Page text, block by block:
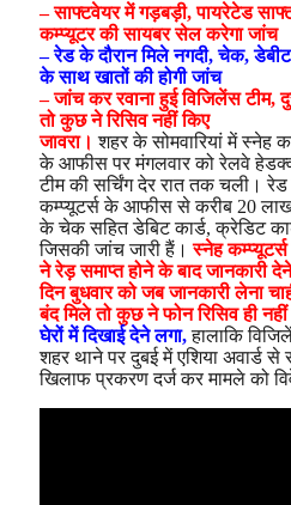
– साफ्टवेयर में गड़बड़ी, पायरेटेड
कम्प्यूटर की सायबर सेल करेगा जांच
– रेड के दौरान मिले नगदी, चेक, डेबीट
के साथ खातों की होगी जांच
– जांच कर रवाना हुई विजिलेंस
तो कुछ ने रिसिव नहीं किए
जावरा। शहर के सोमवारियां में स्नेह
के आफीस पर मंगलवार को रेलवे
टीम की सर्चिंग देर रात तक चली।
कम्प्यूटर्स के आफीस से करीब 20
के चेक सहित डेबिट कार्ड, क्रेडिट
जिसकी जांच जारी हैं। स्नेह
ने रेड़ समाप्त होने के बाद जानकारी
दिन बुधवार को जब जानकारी लेना
बंद मिले तो कुछ ने फोन रिसिव ही
घेरों में दिखाई देने लगा,हालाकि
शहर थाने पर दुबई में एशिया अवार्ड से
खिलाफ प्रकरण दर्ज कर मामले को